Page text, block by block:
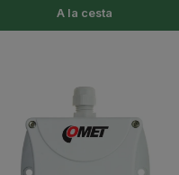
A la cesta